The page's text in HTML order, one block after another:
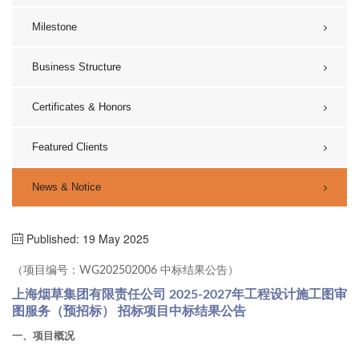
Milestone
Business Structure
Certificates & Honors
Featured Clients
News & Notice
Published: 19 May 2025
（项目编号：WG202502006 中标结果公告）
上海烟草集团有限责任公司 2025-2027年工程设计施工图审
图服务（预招标） 招标项目中标结果公告
一、项目概况